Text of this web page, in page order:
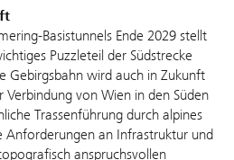
Basistunnels Ende 2029 stellt
Puzzleteil der Südstrecke
Gebirgsbahn wird auch in Zukunft
Verbindung von Wien in den Süden
Trassenführung durch alpines
Anforderungen an Infrastruktur und
anspruchsvollen